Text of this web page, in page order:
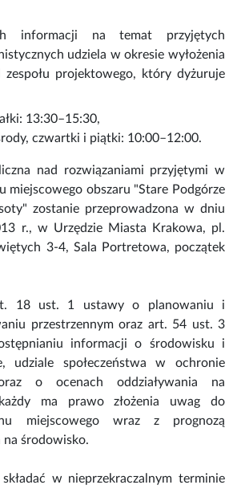
informacji na temat przyjętych
udziela w okresie wyłożenia
zespołu projektowego, który dyżuruje
13:30–15:30,
czwartki i piątki: 10:00–12:00.
nad rozwiązaniami przyjętymi w
miejscowego obszaru "Stare Podgórze
zostanie przeprowadzona w dniu
r., w Urzędzie Miasta Krakowa, pl.
3-4, Sala Portretowa, początek
18 ust. 1 ustawy o planowaniu i
przestrzennym oraz art. 54 ust. 3
informacji o środowisku i
udziale społeczeństwa w ochronie
o ocenach oddziaływania na
ma prawo złożenia uwag do
miejscowego wraz z prognozą
na środowisko.
w nieprzekraczalnym terminie